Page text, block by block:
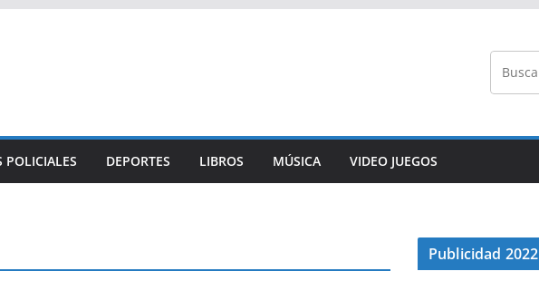
POLICIALES DEPORTES LIBROS MÚSICA VIDEO JUEGOS
Publicidad 2022